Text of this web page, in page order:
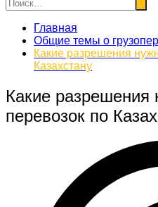
Главная
Общие темы о
Какие разрешения
Казахстану
Какие разрешения
перевозок по